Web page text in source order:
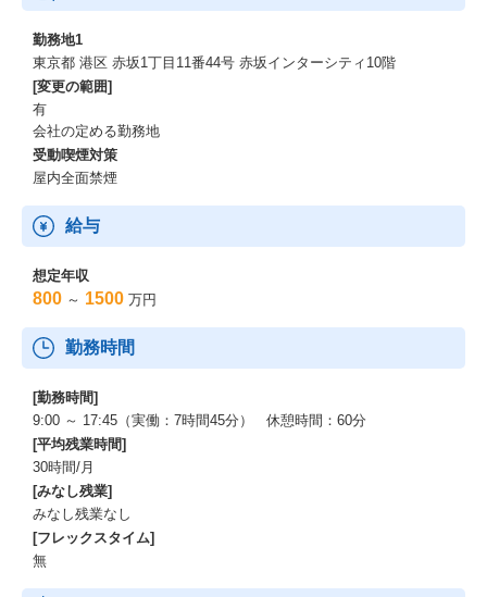
勤務地1
東京都 港区 赤坂1丁目11番44号 赤坂インターシティ10階
[変更の範囲]
有
会社の定める勤務地
受動喫煙対策
屋内全面禁煙
給与
想定年収
800 ～ 1500 万円
勤務時間
[勤務時間]
9:00 ～ 17:45（実働：7時間45分） 休憩時間：60分
[平均残業時間]
30時間/月
[みなし残業]
みなし残業なし
[フレックスタイム]
無